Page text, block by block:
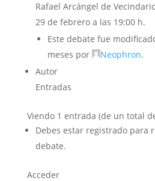
Rafael Arcángel de
29 de febrero a las 19:00 h.
Este debate fue
meses por
Neophron.
Autor
Entradas
Viendo 1 entrada (de un total
Debes estar registrado para
debate.
Acceder